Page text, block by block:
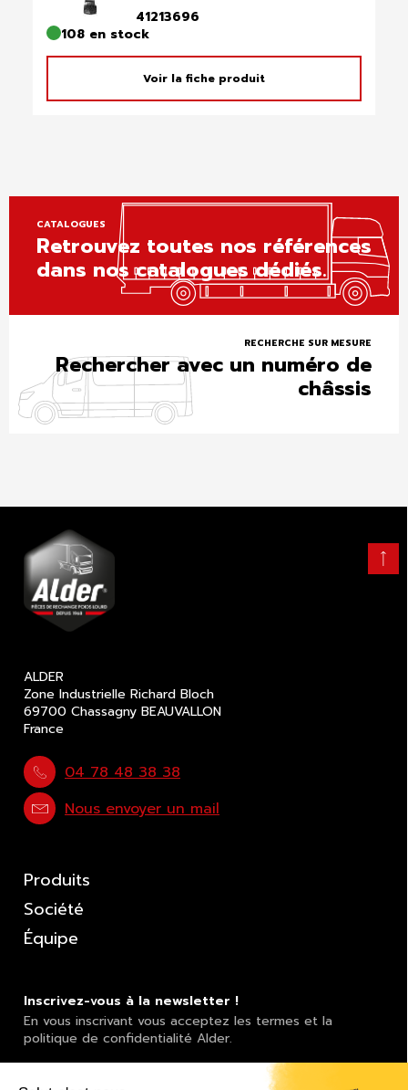
41213696
108 en stock
Voir la fiche produit
CATALOGUES
Retrouvez toutes nos références
dans nos catalogues dédiés.
RECHERCHE SUR MESURE
Rechercher avec un numéro de
châssis
Retour
haut
ALDER
Zone Industrielle Richard Bloch
69700 Chassagny BEAUVALLON
France
04 78 48 38 38
Nous envoyer un mail
Produits
Société
Équipe
Inscrivez-vous à la newsletter !
En vous inscrivant vous acceptez les termes et la
politique de confidentialité Alder.